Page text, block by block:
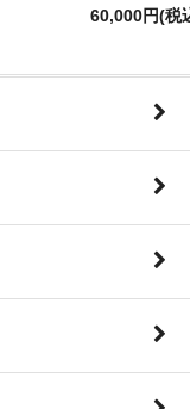
60,000円(税